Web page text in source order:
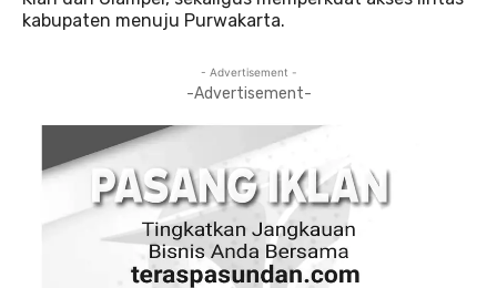
kabupaten menuju Purwakarta.
- Advertisement -
-Advertisement-